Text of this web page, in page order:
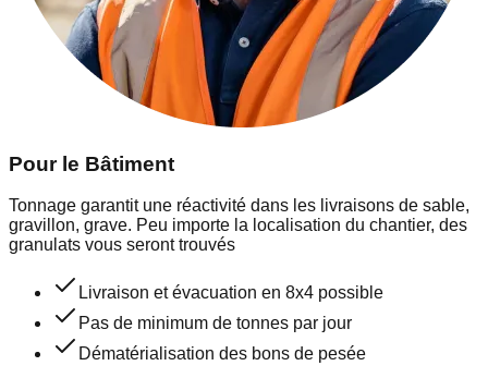
Pour le Bâtiment
Tonnage garantit une réactivité dans les livraisons de sable,
gravillon, grave. Peu importe la localisation du chantier, des
granulats vous seront trouvés
Livraison et évacuation en 8x4 possible
Pas de minimum de tonnes par jour
Dématérialisation des bons de pesée